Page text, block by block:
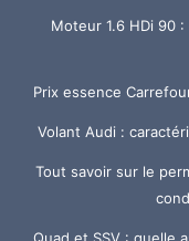
Moteur 1.6 HDi 90
Prix essence
Volant Audi :
Tout savoir sur le
Quad et SSV : quelle